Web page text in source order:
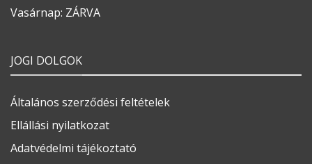
Vasárnap: ZÁRVA
JOGI DOLGOK
Általános szerződési feltételek
Ellállási nyilatkozat
Adatvédelmi tájékoztató